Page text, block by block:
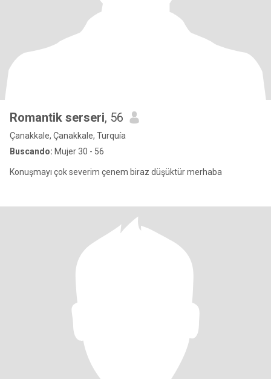
Romantik serseri, 56
Çanakkale, Çanakkale, Turquía
Buscando: Mujer 30 - 56
Konuşmayı çok severim çenem biraz düşüktür merhaba